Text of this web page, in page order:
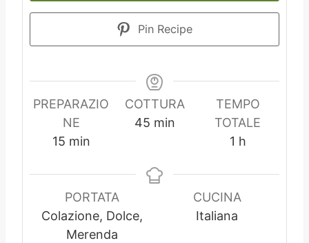
Pin Recipe
PREPARAZIO
NE
15m
n
u
t
i
min
COTTURA
45m
u
min
TEMPO
TOTALE
1 o
a
h
PORTATA
Colazione, Dolce,
Merenda
CUCINA
Italiana